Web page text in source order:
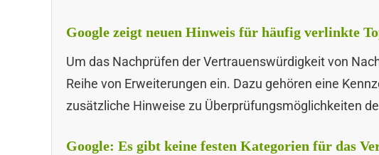
Google zeigt neuen Hinweis für häufig verlinkte
Um das Nachprüfen der Vertrauenswürdigkeit von
Reihe von Erweiterungen ein. Dazu gehören eine
zusätzliche Hinweise zu Überprüfungsmöglichkeiten
Google: Es gibt keine festen Kategorien für das